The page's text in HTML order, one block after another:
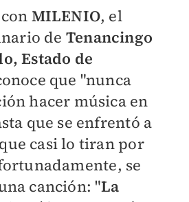
MILENIO, el
de Tenancingo
Estado de
que "nunca
hacer música en
que se enfrentó a
casi lo tiran por
se
canción: "La